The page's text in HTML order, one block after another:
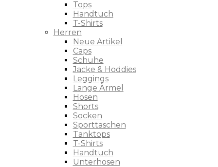
Tops
Handtuch
T-Shirts
Herren
Neue Artikel
Caps
Schuhe
Jacke & Hoddies
Leggings
Lange Ärmel
Hosen
Shorts
Socken
Sporttaschen
Tanktops
T-Shirts
Handtuch
Unterhosen